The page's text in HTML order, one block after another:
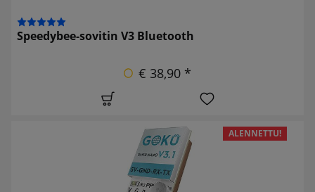
Speedybee-sovitin V3 Bluetooth
€ 38,90 *
ALENNETTU!